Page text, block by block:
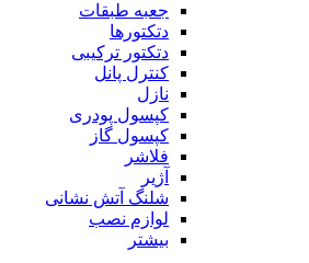
جعبه طبقات
دتکتورها
دتکتور ترکیبی
کنترل پانل
نازل
کپسول پودری
کپسول گاز
فلاشر
آژیر
شلنگ آتش نشانی
لوازم نصب
بیشتر